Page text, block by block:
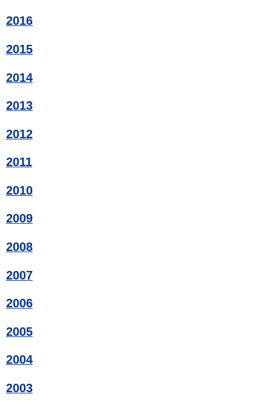
2016
2015
2014
2013
2012
2011
2010
2009
2008
2007
2006
2005
2004
2003